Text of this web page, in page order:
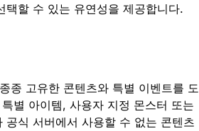
할 수 있는 유연성을 제공합니다.
종 고유한 콘텐츠와 특별 이벤트를 도
별 아이템, 사용자 지정 몬스터 또는
식 서버에서 사용할 수 없는 콘텐츠